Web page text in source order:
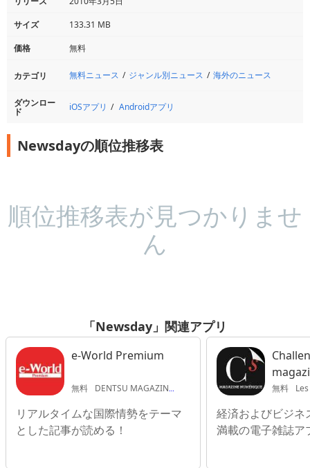
サイズ
133.31 MB
価格
無料
カテゴリ 無料ニュース ジャンル別ニュース 海外のニュース
ダウンロー
ド iOSアプリ Androidアプリ
Newsdayの順位推移表
順位推移表が見つかりませ
ん
「Newsday」関連アプリ
e-World Premium
無料 DENTSU MAGAZINE
リアルタイムな国際情勢をテーマ
とした記事が読める！
無料 Les
経済およびビジネ
満載の電子雑誌ア